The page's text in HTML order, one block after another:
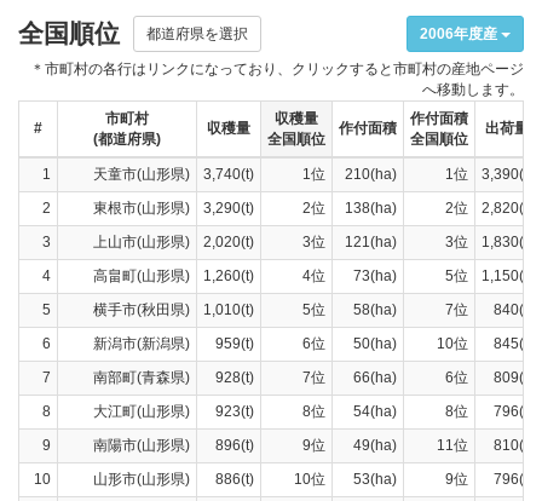
全国順位 都道府県を選択 2006年度産
＊市町村の各行はリンクになっており、クリックすると市町村の産地ページ
へ移動します。
#
市町村
(都道府県)
収穫量
収穫量
全国順位
作付面積
作付面積
全国順位
出荷量
1 天童市(山形県) 3,740(t) 1位 210(ha) 1位
3,390(t)
2
東根市(山形県) 3,290(t) 2位 138(ha) 2位
2,820(t)
3
上山市(山形県) 2,020(t) 3位 121(ha) 3位
1,830(t)
4
高畠町(山形県) 1,260(t) 4位 73(ha) 5位
1,150(t)
5
横手市(秋田県) 1,010(t) 5位 58(ha) 7位
840(t)
6
新潟市(新潟県) 959(t) 6位 50(ha) 10位
845(t)
7
南部町(青森県) 928(t) 7位 66(ha) 6位
809(t)
8
大江町(山形県) 923(t) 8位 54(ha) 8位
796(t)
9
南陽市(山形県) 896(t) 9位 49(ha) 11位
810(t)
10
山形市(山形県) 886(t) 10位 53(ha) 9位
796(t)